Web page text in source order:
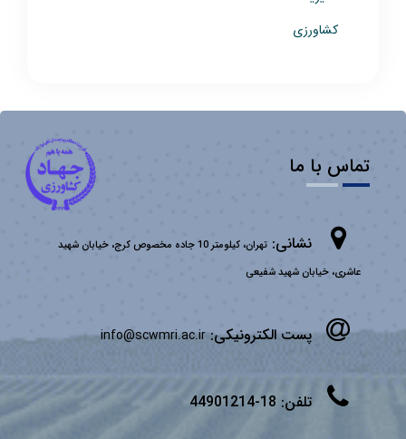
کشاورزی
تماس با ما
نشانی:
تهران، کیلومتر 10 جاده مخصوص کرج، خیابان شهید
عاشری، خیابان شهید شفیعی
پست الکترونیکی:info@scwmri.ac.ir
تلفن: 18-44901214